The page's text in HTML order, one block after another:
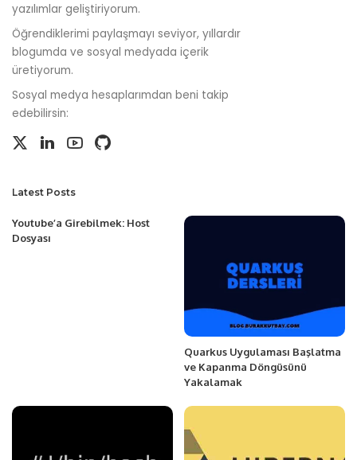
yazılımlar geliştiriyorum.
Öğrendiklerimi paylaşmayı seviyor, yıllardır
blogumda ve sosyal medyada içerik
üretiyorum.
Sosyal medya hesaplarımdan beni takip
edebilirsin:
Latest Posts
Youtube’a Girebilmek: Host
Dosyası
Quarkus Uygulaması Başlatma
ve Kapanma Döngüsünü
Yakalamak